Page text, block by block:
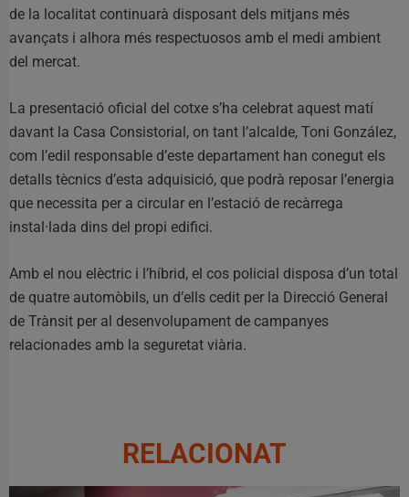
de la localitat continuarà disposant dels mitjans més
avançats i alhora més respectuosos amb el medi ambient
del mercat.
La presentació oficial del cotxe s’ha celebrat aquest matí
davant la Casa Consistorial, on tant l’alcalde, Toni González,
com l’edil responsable d’este departament han conegut els
detalls tècnics d’esta adquisició, que podrà reposar l’energia
que necessita per a circular en l’estació de recàrrega
instal·lada dins del propi edifici.
Amb el nou elèctric i l’híbrid, el cos policial disposa d’un total
de quatre automòbils, un d’ells cedit per la Direcció General
de Trànsit per al desenvolupament de campanyes
relacionades amb la seguretat viària.
RELACIONAT